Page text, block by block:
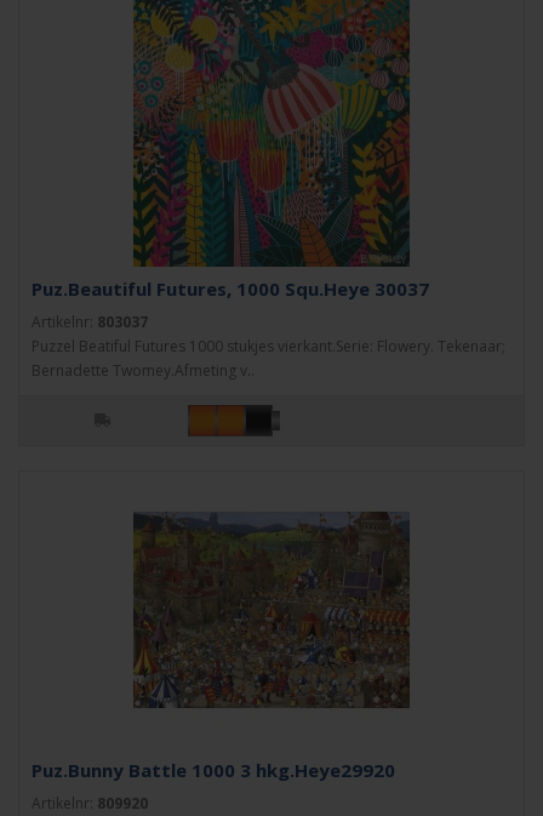
Puz.Beautiful Futures, 1000 Squ.Heye 30037
Artikelnr: 803037
Puzzel Beatiful Futures 1000 stukjes vierkant.Serie: Flowery. Tekenaar;
Bernadette Twomey.Afmeting v..
Puz.Bunny Battle 1000 3 hkg.Heye29920
Artikelnr: 809920